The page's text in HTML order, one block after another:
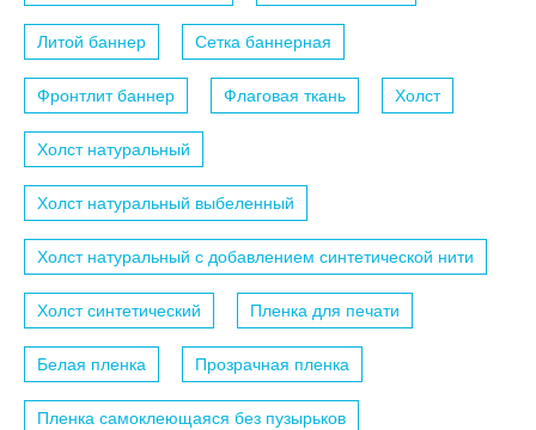
Литой баннер Сетка баннерная
Фронтлит баннер Флаговая ткань Холст
Холст натуральный
Холст натуральный выбеленный
Холст натуральный с добавлением синтетической нити
Холст синтетический Пленка для печати
Белая пленка Прозрачная пленка
Пленка самоклеющаяся без пузырьков